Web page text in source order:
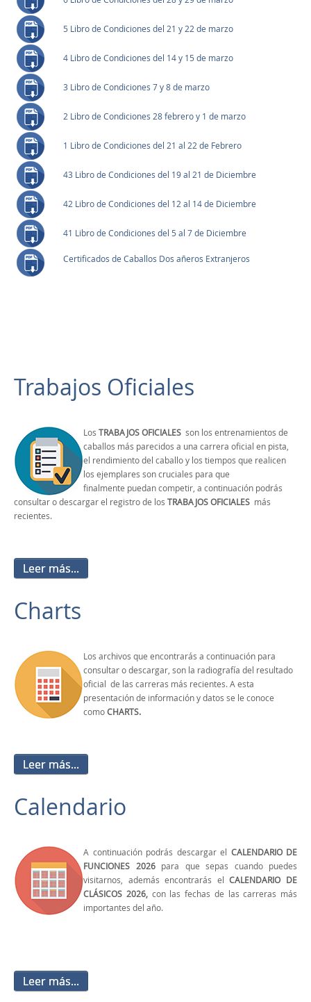
5 Libro de Condiciones del 21 y 22 de marzo
4 Libro de Condiciones del 14 y 15 de marzo
3 Libro de Condiciones 7 y 8 de marzo
2 Libro de Condiciones 28 febrero y 1 de marzo
1 Libro de Condiciones del 21 al 22 de Febrero
43 Libro de Condiciones del 19 al 21 de Diciembre
42 Libro de Condiciones del 12 al 14 de Diciembre
41 Libro de Condiciones del 5 al 7 de Diciembre
Certificados de Caballos Dos añeros Extranjeros
Trabajos Oficiales
Los TRABAJOS OFICIALES son los entrenamientos de
caballos más parecidos a una carrera oficial en pista,
el rendimiento del caballo y los tiempos que realicen
los ejemplares son cruciales para que
finalmente puedan competir, a continuación podrás
consultar o descargar el registro de los TRABAJOS OFICIALES más
recientes.
Leer más...
Charts
Los archivos que encontrarás a continuación para
consultar o descargar, son la radiografía del resultado
oficial de las carreras más recientes. A esta
presentación de información y datos se le conoce
comoCHARTS.
Leer más...
Calendario
A continuación podrás descargar el CALENDARIO DE
FUNCIONES 2026para que sepas cuando puedes
visitarnos, además encontrarás elCALENDARIO DE
CLÁSICOS 2026,con las fechas de las carreras más
importantes del año.
Leer más...